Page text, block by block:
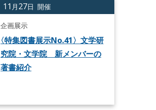
11 月 27日 開催
企画展示
〈特集図書展示No.41〉文学研
究院・文学院 新メンバーの
著書紹介